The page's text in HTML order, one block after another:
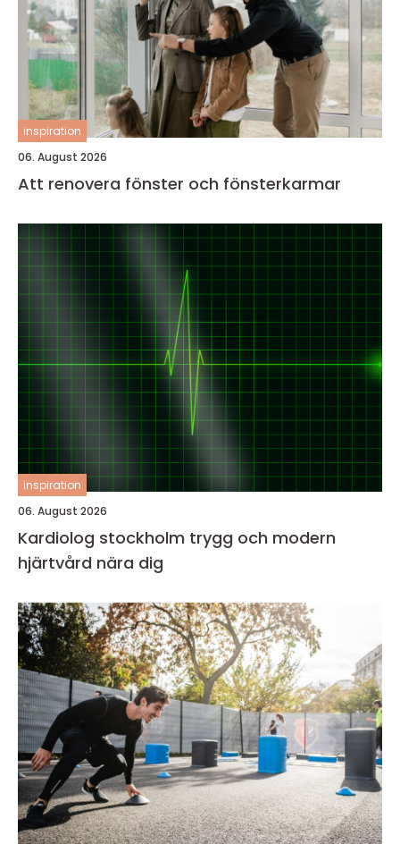
inspiration
06. August 2026
Att renovera fönster och fönsterkarmar
inspiration
06. August 2026
Kardiolog stockholm trygg och modern
hjärtvård nära dig